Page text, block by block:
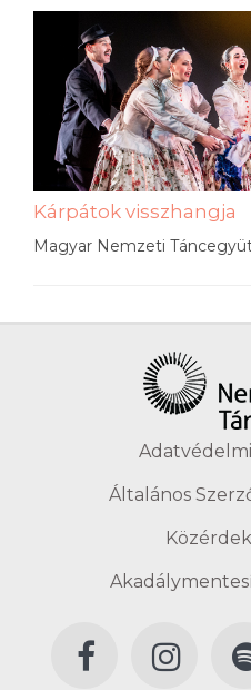
Kárpátok visszhangja
Magyar Nemzeti
Általános